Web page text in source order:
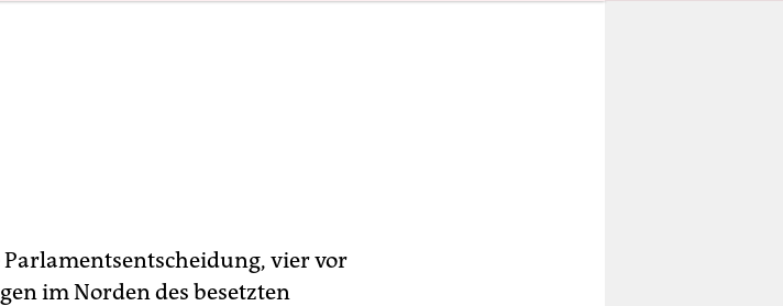
Parlamentsentscheidung, vier vor
im Norden des besetzten